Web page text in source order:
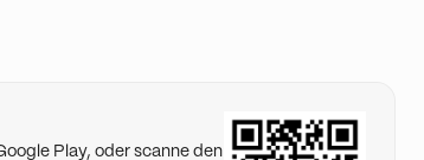
Play, oder scanne den